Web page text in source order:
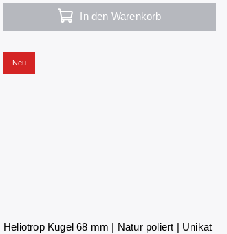
In den Warenkorb
Neu
Heliotrop Kugel 68 mm | Natur poliert | Unikat